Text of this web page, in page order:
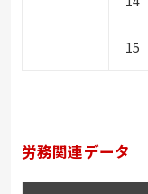
労務関連データ